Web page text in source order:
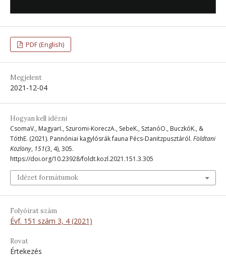
PDF (English)
Megjelent
2021-12-04
Hogyan kell idézni
CsomaV., MagyarI., Szuromi-KoreczA., SebeK., SztanóO., BuczkóK., &
TóthE. (2021). Pannóniai kagylósrák fauna Pécs-Danitzpusztáról. Földtani
Közlöny, 151(3, 4), 305.
https://doi.org/10.23928/foldt.kozl.2021.151.3.305
Idézet formátumok
Folyóirat szám
Évf. 151 szám 3, 4 (2021)
Rovat
Értekezés